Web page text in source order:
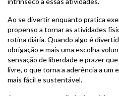
Ao se divertir enquanto pratica
propenso a tornar as atividades
rotina diária. Quando algo é
obrigação e mais uma escolha
sensação de liberdade e prazer
livre, o que torna a aderência a um
mais fácil e sustentável.